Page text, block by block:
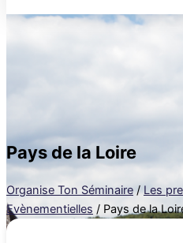
Pays de la Loire
Organise Ton Séminaire / Les
Evènementielles / Pays de la